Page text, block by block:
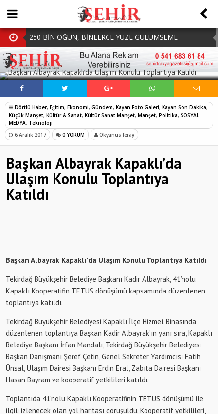
250 BİN ÖĞÜN, BİNLERCE YÜZE GÜLÜMSEME
BAŞKAN MÜGE YILDIZ TOPAK: ‘SOSYAL
BELEDİYECİLİKTE HİÇBİR HEMŞERİMİZİ YALNIZ
BIRAKMIYORUZ!’
MHP Çorlu İlçe Teşkilatında Yeni Dönem Başladı:
Mazbatalar Alındı
Dolu Vurdu, Büyükşehir Üreticiyi Yalnız Bırakmadı
SOFRALARDA BEREKETİ, GÖNÜLLERDE DAYANIŞMAYI
BÜYÜTÜYORUZ!
SOSYAL MEDYADA PAYLAŞ
Dörtlü Haber, Eğitim, Ekonomi, Gündem, Kayan Foto Galeri, Kayan Son Dakika,
Küçük Manşet, Kültür & Sanat, Kültür Sanat Manşet, Manşet, Politika, SOSYAL
MEDYA, Teknoloji
6 Aralık 2017
0 YORUM Okyanus feray
Başkan Albayrak Kapaklı’da
Ulaşım Konulu Toplantıya
Katıldı
Başkan Albayrak Kapaklı’da Ulaşım Konulu Toplantıya Katıldı
Tekirdağ Büyükşehir Belediye Başkanı Kadir Albayrak, 41’nolu
Kapaklı Kooperatifin TETUS dönüşümü kapsamında düzenlenen
toplantıya katıldı.
Tekirdağ Büyükşehir Belediyesi Kapaklı İlçe Hizmet Binasında
düzenlenen toplantıya Başkan Kadir Albayrak’ın yanı sıra, Kapaklı
Belediye Başkanı İrfan Mandalı, Tekirdağ Büyükşehir Belediyesi
Başkan Danışmanı Şeref Çetin, Genel Sekreter Yardımcısı Fatih
Ünsal, Ulaşım Dairesi Başkanı Erdin Eral, Zabıta Dairesi Başkanı
Hasan Bayram ve kooperatif yetkilileri katıldı.
Toplantıda 41’nolu Kapaklı Kooperatifinin TETUS dönüşümü ile
ilgili izlenecek olan yol haritası görüşüldü. Kooperatif yetkilileri,